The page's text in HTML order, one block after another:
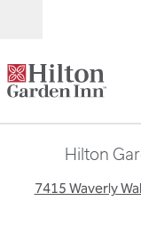
Hilton
7415 Waverly